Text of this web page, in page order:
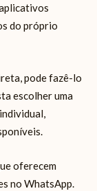
do próprio
pode fazê-lo
escolher uma
oferecem
no WhatsApp.